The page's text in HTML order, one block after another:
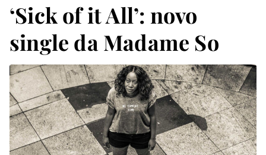
‘Sick of it All’: novo
single da Madame So